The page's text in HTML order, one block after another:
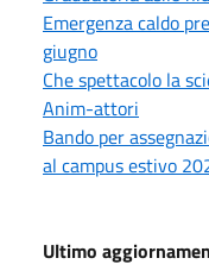
Emergenza caldo
giugno
Che spettacolo la
Anim-attori
Bando per
al campus estivo
Ultimo